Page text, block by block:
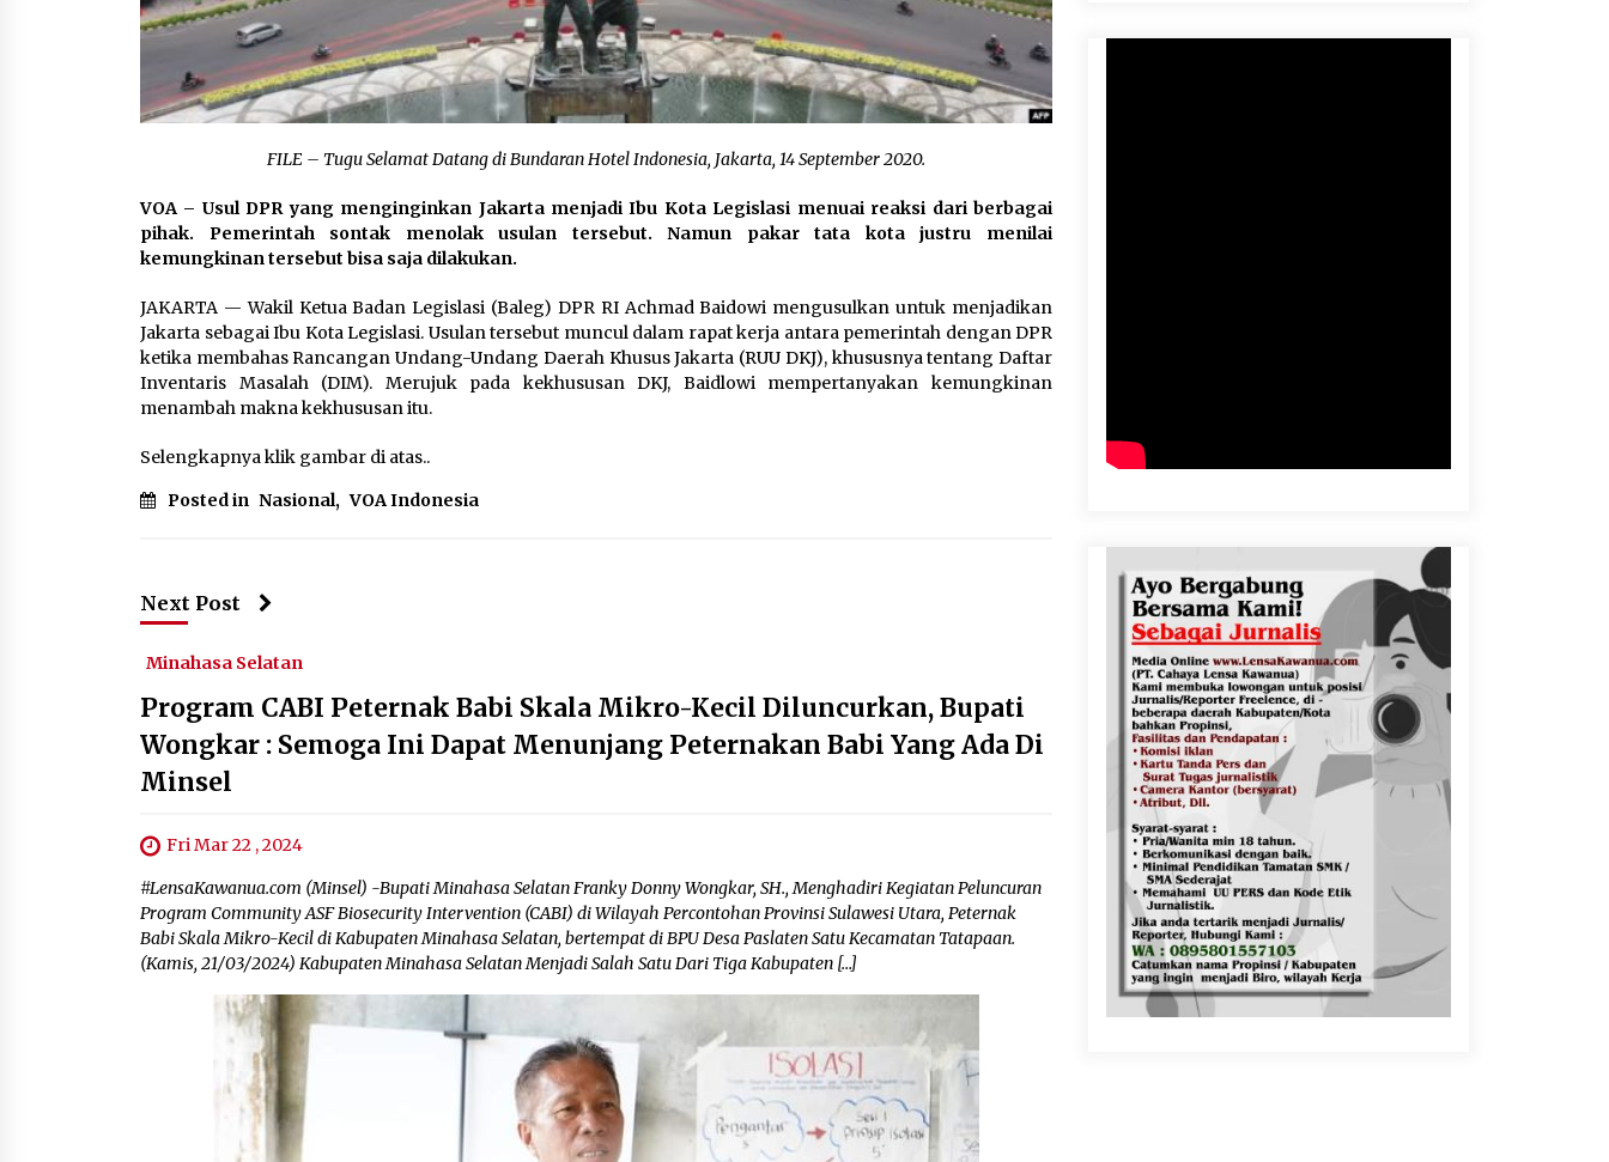
FILE – Tugu Selamat Datang di Bundaran Hotel Indonesia, Jakarta, 14 September 2020.
VOA – Usul DPR yang menginginkan Jakarta menjadi Ibu Kota Legislasi menuai reaksi dari berbagai
pihak. Pemerintah sontak menolak usulan tersebut. Namun pakar tata kota justru menilai
kemungkinan tersebut bisa saja dilakukan.
JAKARTA — Wakil Ketua Badan Legislasi (Baleg) DPR RI Achmad Baidowi mengusulkan untuk menjadikan
Jakarta sebagai Ibu Kota Legislasi. Usulan tersebut muncul dalam rapat kerja antara pemerintah dengan DPR
ketika membahas Rancangan Undang-Undang Daerah Khusus Jakarta (RUU DKJ), khususnya tentang Daftar
Inventaris Masalah (DIM). Merujuk pada kekhususan DKJ, Baidlowi mempertanyakan kemungkinan
menambah makna kekhususan itu.
Selengkapnya klik gambar di atas..
Posted in Nasional, VOA Indonesia
Next Post
Minahasa Selatan
Program CABI Peternak Babi Skala Mikro-Kecil Diluncurkan, Bupati
Wongkar : Semoga Ini Dapat Menunjang Peternakan Babi Yang Ada Di
Minsel
Fri Mar 22 , 2024
#LensaKawanua.com (Minsel) -Bupati Minahasa Selatan Franky Donny Wongkar, SH., Menghadiri Kegiatan Peluncuran
Program Community ASF Biosecurity Intervention (CABI) di Wilayah Percontohan Provinsi Sulawesi Utara, Peternak
Babi Skala Mikro-Kecil di Kabupaten Minahasa Selatan, bertempat di BPU Desa Paslaten Satu Kecamatan Tatapaan.
(Kamis, 21/03/2024) Kabupaten Minahasa Selatan Menjadi Salah Satu Dari Tiga Kabupaten […]